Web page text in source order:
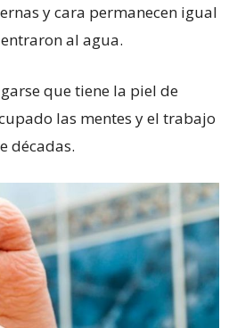
y cara permanecen igual
al agua.
que tiene la piel de
las mentes y el trabajo
décadas.